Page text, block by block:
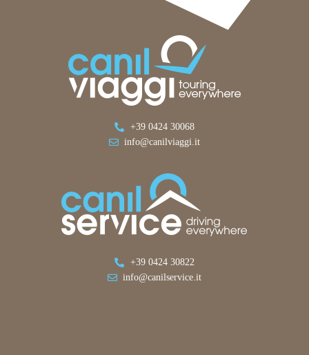
+39 0424 30068
info@canilviaggi.it
+39 0424 30822
info@canilservice.it